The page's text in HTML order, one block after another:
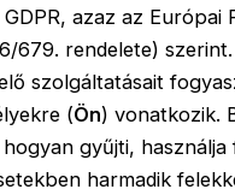
azaz az Európai
679. rendelete)
szolgáltatásait
(Ön) vonatkozik.
gyűjti, használja
harmadik